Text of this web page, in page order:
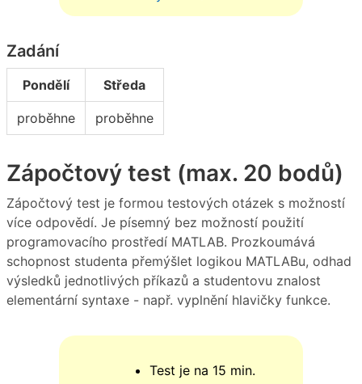
Zadání
Pondělí Středa
proběhne proběhne
Zápočtový test (max. 20 bodů)
Zápočtový test je formou testových otázek s možností
více odpovědí. Je písemný bez možností použití
programovacího prostředí MATLAB. Prozkoumává
schopnost studenta přemýšlet logikou MATLABu, odhad
výsledků jednotlivých příkazů a studentovu znalost
elementární syntaxe - např. vyplnění hlavičky funkce.
Test je na 15 min.